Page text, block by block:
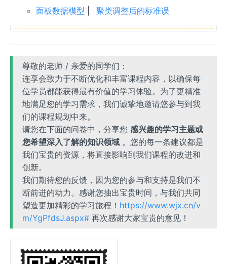
面板数据模型 |聚类调整后的标准误
尊敬的老师 / 亲爱的同学们：
连享会致力于不断优化和丰富课程内容，以确保每
位学员都能获得最有价值的学习体验。为了更精准
地满足您的学习需求，我们诚挚地邀请您参与到我
们的课程规划中来。
请您在下面的问卷中，分享您感兴趣的学习主题或
您希望深入了解的知识领域 。您的每一条建议都是
我们宝贵的资源，将直接影响到我们课程的改进和
创新。
我们期待您的反馈，因为您的参与和支持是我们不
断前进的动力。感谢您抽出宝贵时间，与我们共同
塑造更加精彩的学习旅程！ https://www.wjx.cn/v
m/YgPfdsJ.aspx# 再次感谢大家宝贵的意见！